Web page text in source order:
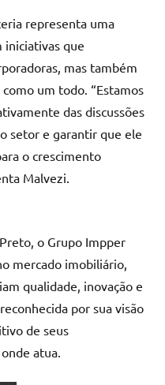
representa uma
iniciativas que
mas também
um todo. “Estamos
das discussões
setor e garantir que ele
o crescimento
Malvezi.
o Grupo Impper
mercado imobiliário,
qualidade, inovação e
por sua visão
de seus
atua.